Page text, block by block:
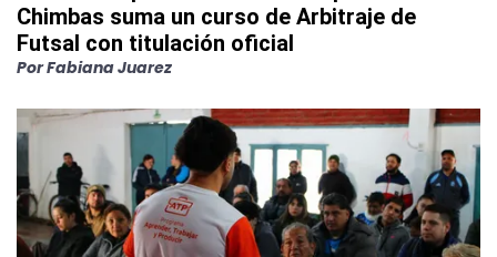
Chimbas suma un curso de Arbitraje de
Futsal con titulación oficial
PorFabiana Juarez